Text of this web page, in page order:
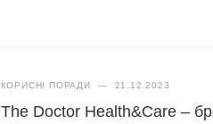
КОРИСНІ ПОРАДИ — 21.12.2023
The Doctor Health&Care –